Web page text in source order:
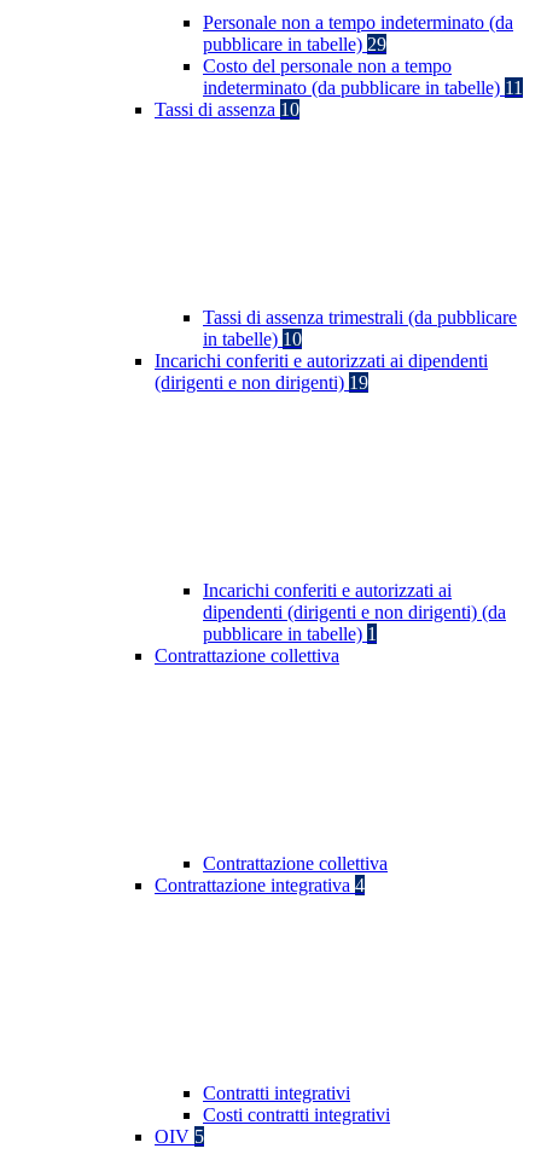
Personale non a tempo indeterminato (da
pubblicare in tabelle) 29
Costo del personale non a tempo
indeterminato (da pubblicare in tabelle) 11
Tassi di assenza 10
Tassi di assenza trimestrali (da pubblicare
in tabelle) 10
Incarichi conferiti e autorizzati ai dipendenti
(dirigenti e non dirigenti) 19
Incarichi conferiti e autorizzati ai
dipendenti (dirigenti e non dirigenti) (da
pubblicare in tabelle) 1
Contrattazione collettiva
Contrattazione collettiva
Contrattazione integrativa 4
Contratti integrativi
Costi contratti integrativi
OIV 5